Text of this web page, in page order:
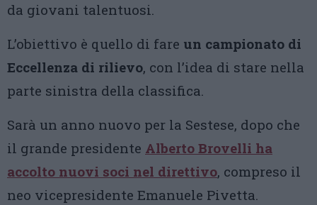
da giovani talentuosi.
L’obiettivo è quello di fare un campionato di
Eccellenza di rilievo, con l’idea di stare nella
parte sinistra della classifica.
Sarà un anno nuovo per la Sestese, dopo che
il grande presidente Alberto Brovelli ha
accolto nuovi soci nel direttivo, compreso il
neo vicepresidente Emanuele Pivetta.